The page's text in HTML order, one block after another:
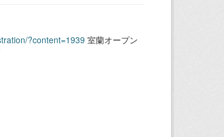
?content=1939 室蘭オープン